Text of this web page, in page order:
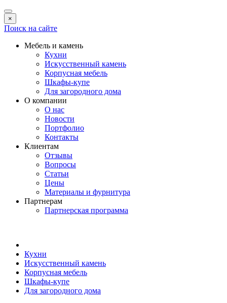
×
Поиск на сайте
Мебель и камень
Кухни
Искусственный камень
Корпусная мебель
Шкафы-купе
Для загородного дома
О компании
О нас
Новости
Портфолио
Контакты
Клиентам
Отзывы
Вопросы
Статьи
Цены
Материалы и фурнитура
Партнерам
Партнерская программа
Кухни
Искусственный камень
Корпусная мебель
Шкафы-купе
Для загородного дома